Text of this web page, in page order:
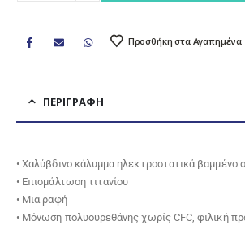
Προσθήκη στα Αγαπημένα
ΠΕΡΙΓΡΑΦΉ
• Χαλύβδινο κάλυμμα ηλεκτροστατικά βαμμένο
• Επισμάλτωση τιτανίου
• Μια ραφή
• Μόνωση πολυουρεθάνης χωρίς CFC, φιλική